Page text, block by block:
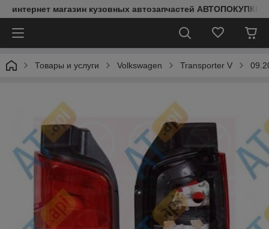
интернет магазин кузовных автозапчастей АВТОПОКУПКИ
Товары и услуги Volkswagen Transporter V